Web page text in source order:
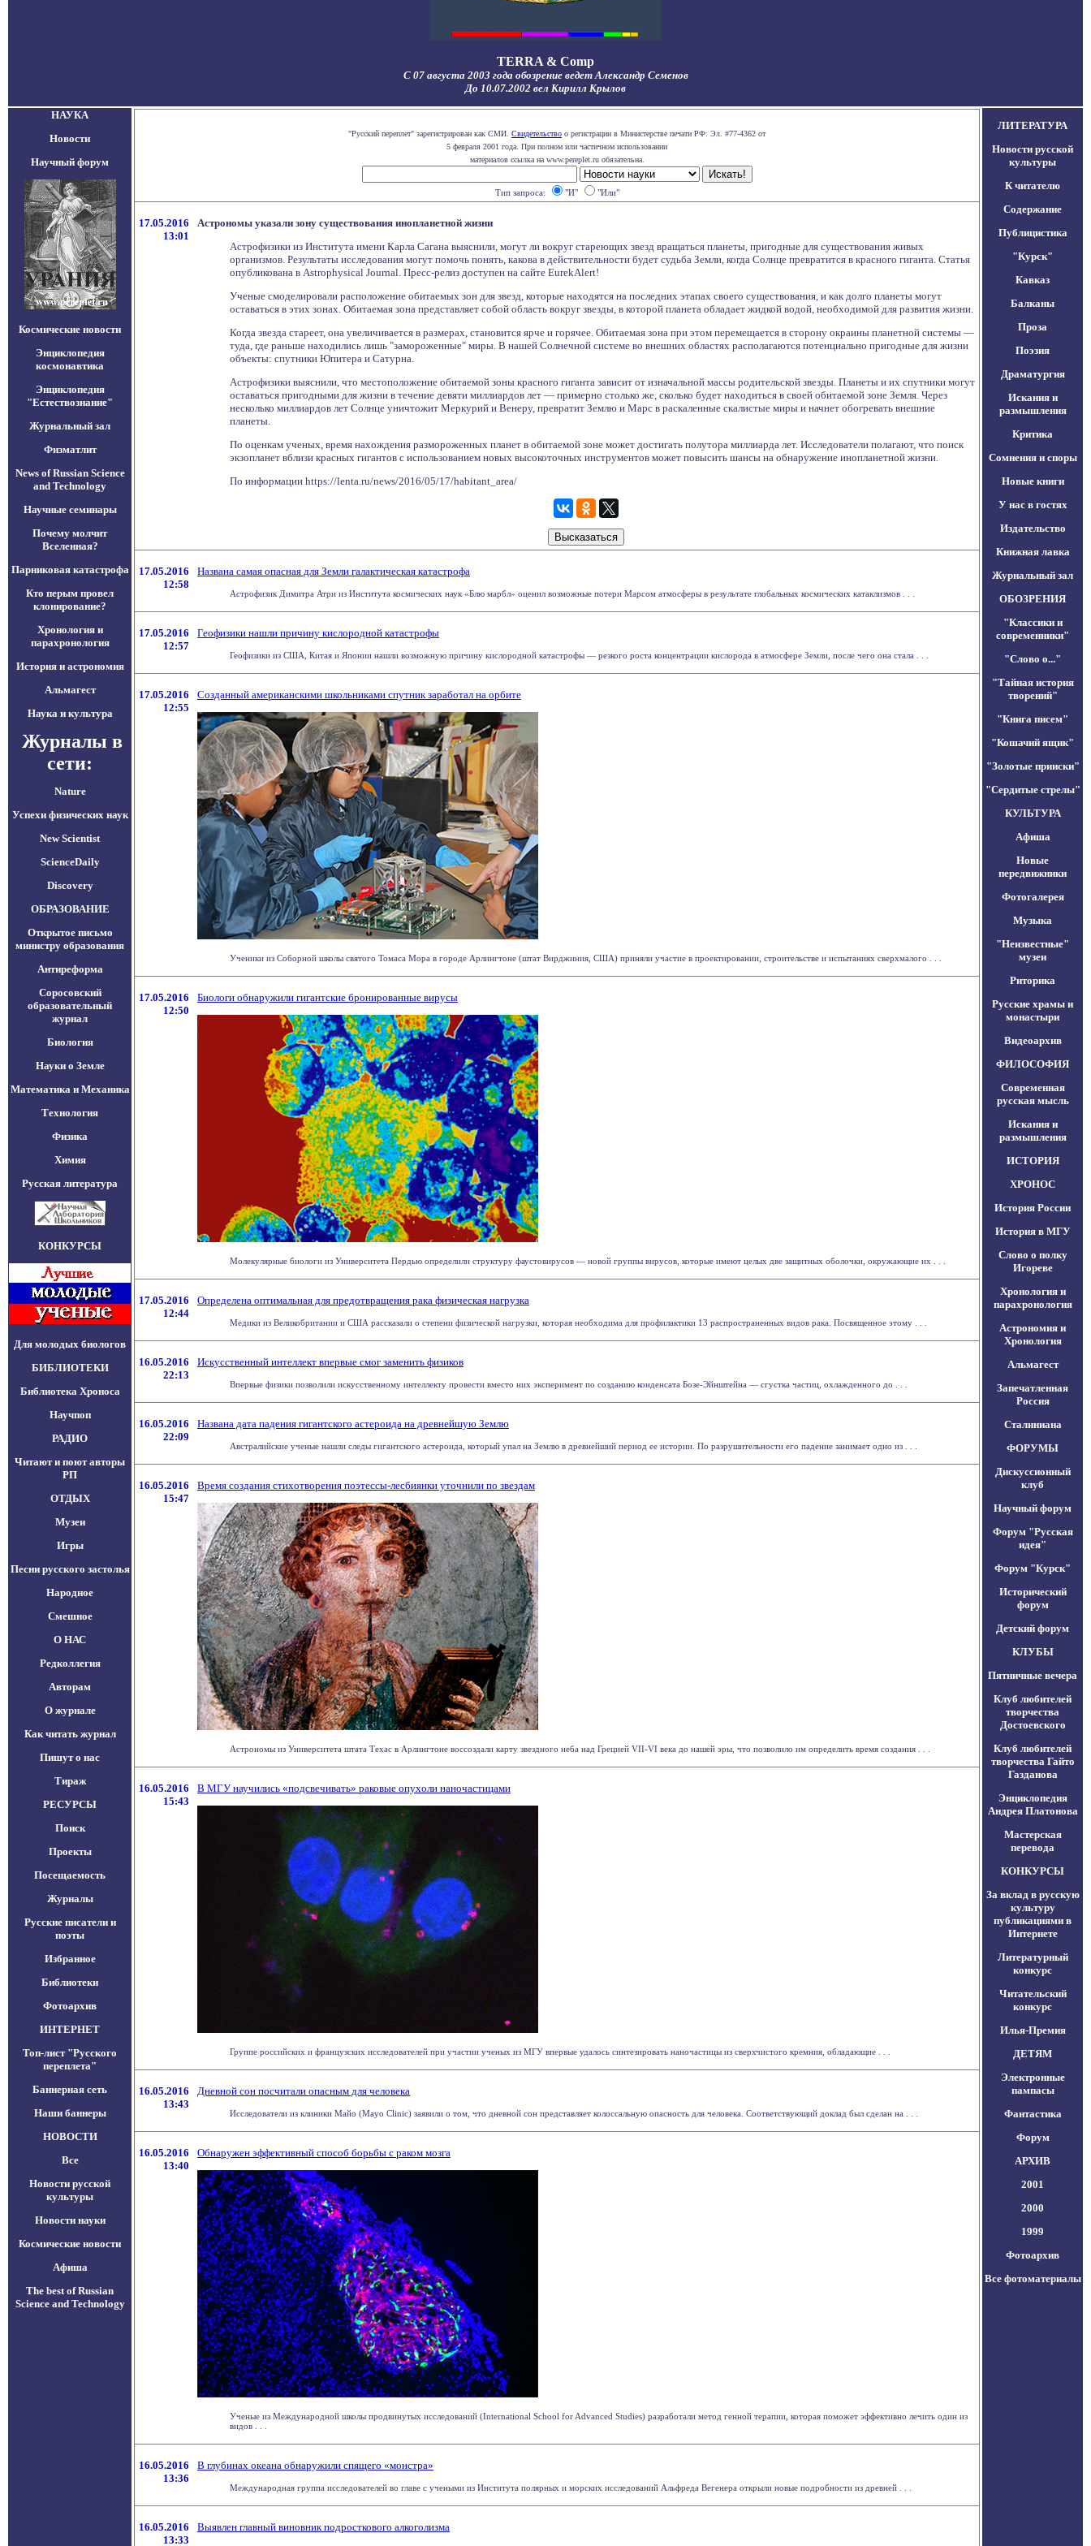
TERRA & Comp
С 07 августа 2003 года обозрение ведет Александр Семенов
До 10.07.2002 вел Кирилл Крылов
НАУКА
Новости
Научный форум
Космические новости
Энциклопедия
космонавтика
Энциклопедия
"Естествознание"
Журнальный зал
Физматлит
News of Russian Science
and Technology
Научные семинары
Почему молчит
Вселенная?
Парниковая катастрофа
Кто перым провел
клонирование?
Хронология и
парахронология
История и астрономия
Альмагест
Наука и культура
Журналы в
сети:
Nature
Успехи физических наук
New Scientist
ScienceDaily
Discovery
ОБРАЗОВАНИЕ
Открытое письмо
министру образования
Антиреформа
Соросовский
образовательный
журнал
Биология
Науки о Земле
Математика и Механика
Технология
Физика
Химия
Русская литература
КОНКУРСЫ
Для молодых биологов
БИБЛИОТЕКИ
Библиотека Хроноса
Научпоп
РАДИО
Читают и поют авторы
РП
ОТДЫХ
Музеи
Игры
Песни русского застолья
Народное
Смешное
О НАС
Редколлегия
Авторам
О журнале
Как читать журнал
Пишут о нас
Тираж
РЕСУРСЫ
Поиск
Проекты
Посещаемость
Журналы
Русские писатели и
поэты
Избранное
Библиотеки
Фотоархив
ИНТЕРНЕТ
Топ-лист "Русского
переплета"
Баннерная сеть
Наши баннеры
НОВОСТИ
Все
Новости русской
культуры
Новости науки
Космические новости
Афиша
The best of Russian
Science and Technology
"Русский переплет" зарегистрирован как СМИ. Свидетельство о регистрации в Министерстве печати РФ: Эл. #77-4362 от
5 февраля 2001 года. При полном или частичном использовании
материалов ссылка на www.pereplet.ru обязательна.
Тип запроса: "И" "Или"
17.05.2016
13:01
Астрономы указали зону существования инопланетной жизни
Астрофизики из Института имени Карла Сагана выяснили, могут ли вокруг стареющих звезд вращаться планеты, пригодные для существования живых
организмов. Результаты исследования могут помочь понять, какова в действительности будет судьба Земли, когда Солнце превратится в красного гиганта. Статья
опубликована в Astrophysical Journal. Пресс-релиз доступен на сайте EurekAlert!
Ученые смоделировали расположение обитаемых зон для звезд, которые находятся на последних этапах своего существования, и как долго планеты могут
оставаться в этих зонах. Обитаемая зона представляет собой область вокруг звезды, в которой планета обладает жидкой водой, необходимой для развития жизни.
Когда звезда стареет, она увеличивается в размерах, становится ярче и горячее. Обитаемая зона при этом перемещается в сторону окраины планетной системы —
туда, где раньше находились лишь "замороженные" миры. В нашей Солнечной системе во внешних областях располагаются потенциально пригодные для жизни
объекты: спутники Юпитера и Сатурна.
Астрофизики выяснили, что местоположение обитаемой зоны красного гиганта зависит от изначальной массы родительской звезды. Планеты и их спутники могут
оставаться пригодными для жизни в течение девяти миллиардов лет — примерно столько же, сколько будет находиться в своей обитаемой зоне Земля. Через
несколько миллиардов лет Солнце уничтожит Меркурий и Венеру, превратит Землю и Марс в раскаленные скалистые миры и начнет обогревать внешние
планеты.
По оценкам ученых, время нахождения размороженных планет в обитаемой зоне может достигать полутора миллиарда лет. Исследователи полагают, что поиск
экзопланет вблизи красных гигантов с использованием новых высокоточных инструментов может повысить шансы на обнаружение инопланетной жизни.
По информации https://lenta.ru/news/2016/05/17/habitant_area/
17.05.2016
12:58
Названа самая опасная для Земли галактическая катастрофа
Астрофизик Димитра Атри из Института космических наук «Блю марбл» оценил возможные потери Марсом атмосферы в результате глобальных космических катаклизмов . . .
17.05.2016
12:57
Геофизики нашли причину кислородной катастрофы
Геофизики из США, Китая и Японии нашли возможную причину кислородной катастрофы — резкого роста концентрации кислорода в атмосфере Земли, после чего она стала . . .
17.05.2016
12:55
Созданный американскими школьниками спутник заработал на орбите
Ученики из Соборной школы святого Томаса Мора в городе Арлингтоне (штат Вирджиния, США) приняли участие в проектировании, строительстве и испытаниях сверхмалого . . .
17.05.2016
12:50
Биологи обнаружили гигантские бронированные вирусы
Молекулярные биологи из Университета Пердью определили структуру фаустовирусов — новой группы вирусов, которые имеют целых две защитных оболочки, окружающие их . . .
17.05.2016
12:44
Определена оптимальная для предотвращения рака физическая нагрузка
Медики из Великобритании и США рассказали о степени физической нагрузки, которая необходима для профилактики 13 распространенных видов рака. Посвященное этому . . .
16.05.2016
22:13
Искусственный интеллект впервые смог заменить физиков
Впервые физики позволили искусственному интеллекту провести вместо них эксперимент по созданию конденсата Бозе-Эйнштейна — сгустка частиц, охлажденного до . . .
16.05.2016
22:09
Названа дата падения гигантского астероида на древнейшую Землю
Австралийские ученые нашли следы гигантского астероида, который упал на Землю в древнейший период ее истории. По разрушительности его падение занимает одно из . . .
16.05.2016
15:47
Время создания стихотворения поэтессы-лесбиянки уточнили по звездам
Астрономы из Университета штата Техас в Арлингтоне воссоздали карту звездного неба над Грецией VII-VI века до нашей эры, что позволило им определить время создания . . .
16.05.2016
15:43
В МГУ научились «подсвечивать» раковые опухоли наночастицами
Группе российских и французских исследователей при участии ученых из МГУ впервые удалось синтезировать наночастицы из сверхчистого кремния, обладающие . . .
16.05.2016
13:43
Дневной сон посчитали опасным для человека
Исследователи из клиники Майо (Mayo Clinic) заявили о том, что дневной сон представляет колоссальную опасность для человека. Соответствующий доклад был сделан на . . .
16.05.2016
13:40
Обнаружен эффективный способ борьбы с раком мозга
Ученые из Международной школы продвинутых исследований (International School for Advanced Studies) разработали метод генной терапии, которая поможет эффективно лечить один из
видов . . .
16.05.2016
13:36
В глубинах океана обнаружили спящего «монстра»
Международная группа исследователей во главе с учеными из Института полярных и морских исследований Альфреда Вегенера открыли новые подробности из древней . . .
16.05.2016
13:33
Выявлен главный виновник подросткового алкоголизма
ЛИТЕРАТУРА
Новости русской
культуры
К читателю
Содержание
Публицистика
"Курск"
Кавказ
Балканы
Проза
Поэзия
Драматургия
Искания и
размышления
Критика
Сомнения и споры
Новые книги
У нас в гостях
Издательство
Книжная лавка
Журнальный зал
ОБОЗРЕНИЯ
"Классики и
современники"
"Слово о..."
"Тайная история
творений"
"Книга писем"
"Кошачий ящик"
"Золотые прииски"
"Сердитые стрелы"
КУЛЬТУРА
Афиша
Новые
передвижники
Фотогалерея
Музыка
"Неизвестные"
музеи
Риторика
Русские храмы и
монастыри
Видеоархив
ФИЛОСОФИЯ
Современная
русская мысль
Искания и
размышления
ИСТОРИЯ
ХРОНОС
История России
История в МГУ
Слово о полку
Игореве
Хронология и
парахронология
Астрономия и
Хронология
Альмагест
Запечатленная
Россия
Сталиниана
ФОРУМЫ
Дискуссионный
клуб
Научный форум
Форум "Русская
идея"
Форум "Курск"
Исторический
форум
Детский форум
КЛУБЫ
Пятничные вечера
Клуб любителей
творчества
Достоевского
Клуб любителей
творчества Гайто
Газданова
Энциклопедия
Андрея Платонова
Мастерская
перевода
КОНКУРСЫ
За вклад в русскую
культуру
публикациями в
Интернете
Литературный
конкурс
Читательский
конкурс
Илья-Премия
ДЕТЯМ
Электронные
пампасы
Фантастика
Форум
АРХИВ
2001
2000
1999
Фотоархив
Все фотоматериалы